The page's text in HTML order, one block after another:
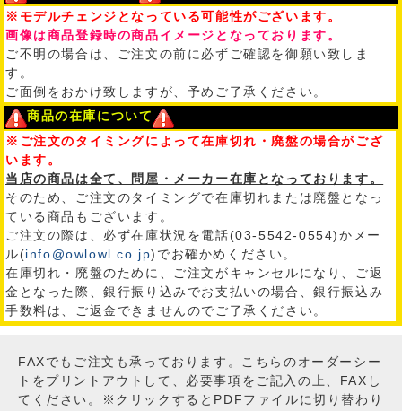
※モデルチェンジとなっている可能性がございます。
画像は商品登録時の商品イメージとなっております。
ご不明の場合は、ご注文の前に必ずご確認を御願い致しま
す。
ご面倒をおかけ致しますが、予めご了承ください。
商品の在庫について
※ご注文のタイミングによって在庫切れ・廃盤の場合がござ
います。
当店の商品は全て、問屋・メーカー在庫となっております。
そのため、ご注文のタイミングで在庫切れまたは廃盤となっ
ている商品もございます。
ご注文の際は、必ず在庫状況を電話(03-5542-0554)かメー
ル(info@owlowl.co.jp)でお確かめください。
在庫切れ・廃盤のために、ご注文がキャンセルになり、ご返
金となった際、銀行振り込みでお支払いの場合、銀行振込み
手数料は、ご返金できませんのでご了承ください。
FAXでもご注文も承っております。こちらのオーダーシー
トをプリントアウトして、必要事項をご記入の上、FAXし
てください。※クリックするとPDFファイルに切り替わり